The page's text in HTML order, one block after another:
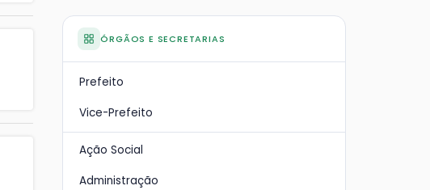
ÓRGÃOS E SECRETARIAS
Prefeito
Vice-Prefeito
Ação Social
Administração